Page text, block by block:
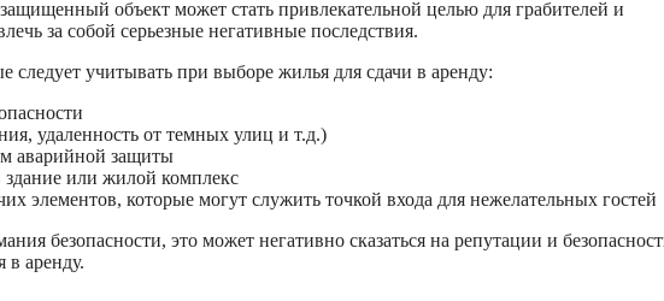
объект может стать привлекательной целью для грабителей и
за собой серьезные негативные последствия.
следует учитывать при выборе жилья для сдачи в аренду:
удаленность от темных улиц и т.д.)
аварийной защиты
или жилой комплекс
элементов, которые могут служить точкой входа для нежелательных гостей
безопасности, это может негативно сказаться на репутации и
в аренду.